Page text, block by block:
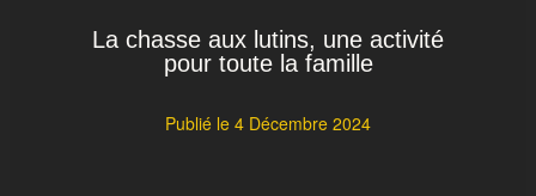
La chasse aux lutins, une activité
pour toute la famille
Publié le 4 Décembre 2024